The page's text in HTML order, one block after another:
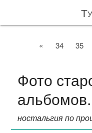
« 34 35
Фото
альбомов.
ностальгия по